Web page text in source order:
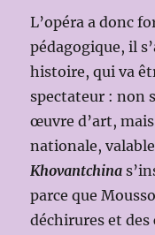
L’opéra a donc
pédagogique, il
histoire, qui va
spectateur : non
œuvre d’art,
nationale,
Khovantchina
parce que
déchirures et